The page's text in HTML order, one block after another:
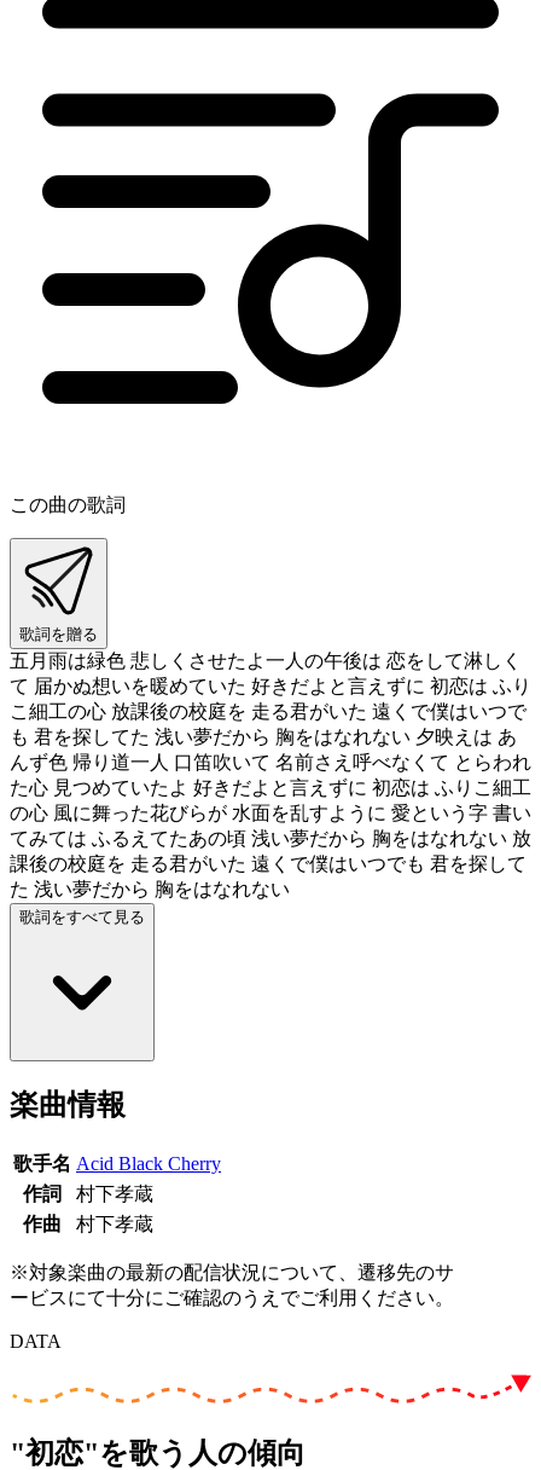
この曲の歌詞
歌詞を贈る
五月雨は緑色 悲しくさせたよ一人の午後は 恋をして淋しく
て 届かぬ想いを暖めていた 好きだよと言えずに 初恋は ふり
こ細工の心 放課後の校庭を 走る君がいた 遠くで僕はいつで
も 君を探してた 浅い夢だから 胸をはなれない 夕映えは あ
んず色 帰り道一人 口笛吹いて 名前さえ呼べなくて とらわれ
た心 見つめていたよ 好きだよと言えずに 初恋は ふりこ細工
の心 風に舞った花びらが 水面を乱すように 愛という字 書い
てみては ふるえてたあの頃 浅い夢だから 胸をはなれない 放
課後の校庭を 走る君がいた 遠くで僕はいつでも 君を探して
た 浅い夢だから 胸をはなれない
歌詞をすべて見る
楽曲情報
歌手名 Acid Black Cherry
作詞
村下孝蔵
作曲
村下孝蔵
※対象楽曲の最新の配信状況について、遷移先のサ
ービスにて十分にご確認のうえでご利用ください。
DATA
"初恋"を歌う人の傾向